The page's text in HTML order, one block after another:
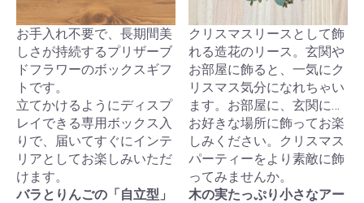
お手入れ不要で、長期間美
しさが持続するプリザーブ
ドフラワーのボックスギフ
トです。
立てかけるようにディスプ
レイできる専用ボックス入
りで、届いてすぐにインテ
リアとしてお楽しみいただ
けます。
バラとりんごの「自立型」
クリスマスリースとして飾
れる造花のリース。玄関や
お部屋に飾ると、一気にク
リスマス気分になれちゃい
ます。お部屋に、玄関に…
お好きな場所に飾ってお楽
しみください。クリスマス
パーティーをより素敵に飾
ってみませんか。
木の実たっぷり小さなアー